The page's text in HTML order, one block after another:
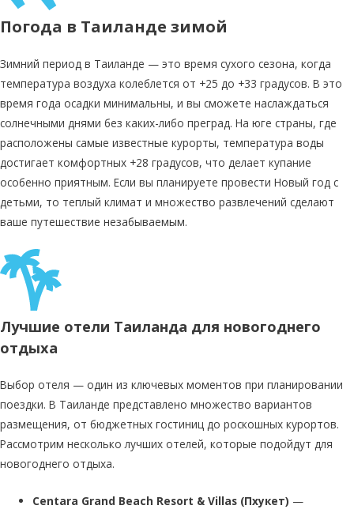
Погода в Таиланде зимой
Зимний период в Таиланде — это время сухого сезона, когда
температура воздуха колеблется от +25 до +33 градусов. В это
время года осадки минимальны, и вы сможете наслаждаться
солнечными днями без каких-либо преград. На юге страны, где
расположены самые известные курорты, температура воды
достигает комфортных +28 градусов, что делает купание
особенно приятным. Если вы планируете провести Новый год с
детьми, то теплый климат и множество развлечений сделают
ваше путешествие незабываемым.
Лучшие отели Таиланда для новогоднего
отдыха
Выбор отеля — один из ключевых моментов при планировании
поездки. В Таиланде представлено множество вариантов
размещения, от бюджетных гостиниц до роскошных курортов.
Рассмотрим несколько лучших отелей, которые подойдут для
новогоднего отдыха.
Centara Grand Beach Resort & Villas (Пхукет) —